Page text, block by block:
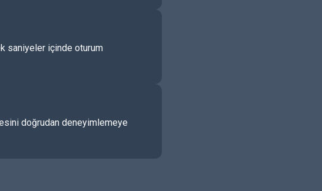
saniyeler içinde oturum
doğrudan deneyimlemeye